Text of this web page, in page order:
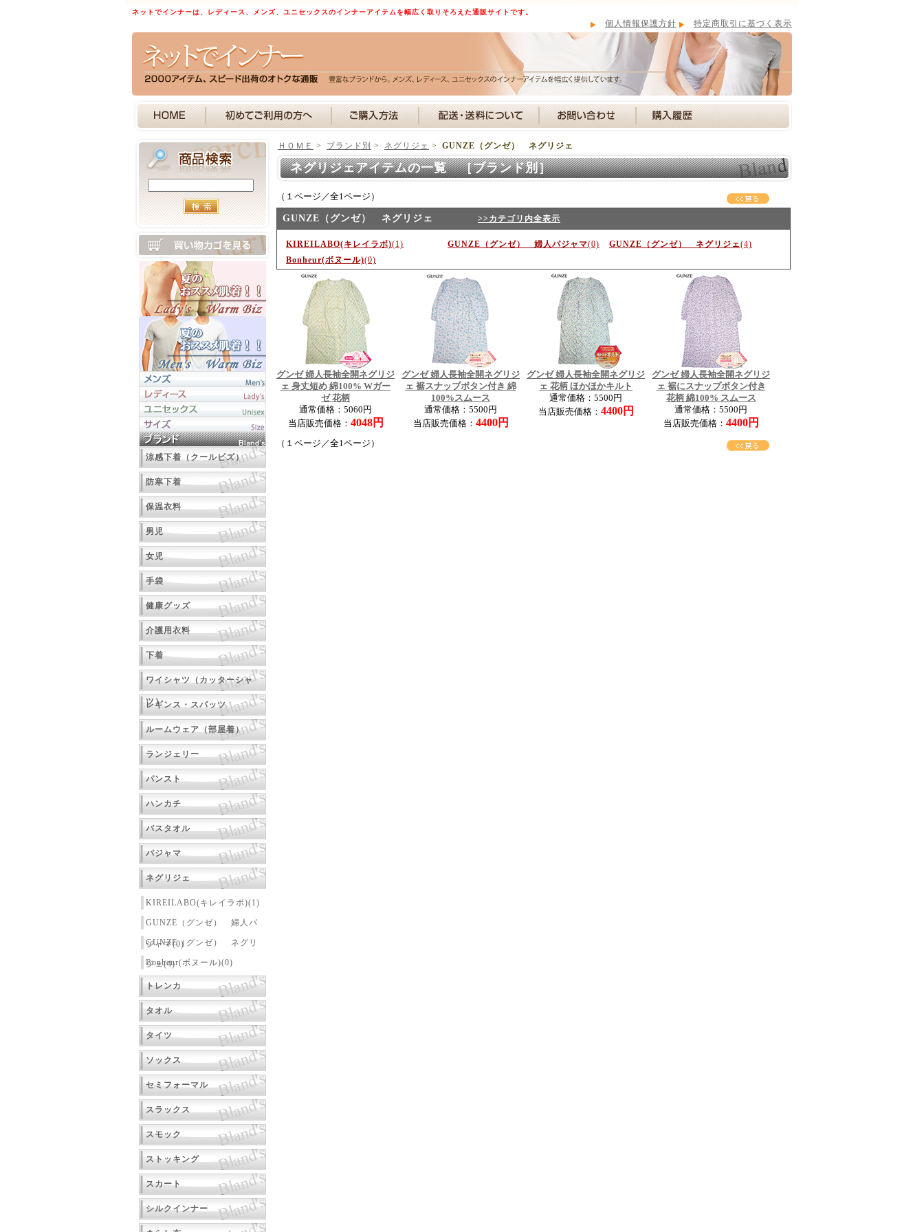
ネットでインナーは、レディース、メンズ、ユニセックスのインナーアイテムを幅広く取りそろえた通販サイトです。
特定商取引に基づく表示
個人情報保護方針
涼感下着（クールビズ）
防寒下着
保温衣料
男児
女児
手袋
健康グッズ
介護用衣料
下着
ワイシャツ（カッターシャ
ツ）
レギンス・スパッツ
ルームウェア（部屋着）
ランジェリー
パンスト
ハンカチ
バスタオル
パジャマ
ネグリジェ
KIREILABO(キレイラボ)(1)
GUNZE（グンゼ） 婦人パ
ジャマ(0)
GUNZE（グンゼ） ネグリ
ジェ(4)
Bonheur(ボヌール)(0)
トレンカ
タオル
タイツ
ソックス
セミフォーマル
スラックス
スモック
ストッキング
スカート
シルクインナー
ＨＯＭＥ > ブランド別 > ネグリジェ > GUNZE（グンゼ） ネグリジェ
ネグリジェアイテムの一覧 ［ブランド別］
（１ページ／全1ページ）
GUNZE（グンゼ） ネグリジェ >>カテゴリ内全表示
KIREILABO(キレイラボ)(1) GUNZE（グンゼ） 婦人パジャマ(0) GUNZE（グンゼ） ネグリジェ(4)
Bonheur(ボヌール)(0)
グンゼ 婦人長袖全開ネグリジ
ェ 身丈短め 綿100% Wガー
ゼ 花柄
通常価格：5060円
当店販売価格： 4048円
グンゼ 婦人長袖全開ネグリジ
ェ 裾スナップボタン付き 綿
100%スムース
通常価格：5500円
当店販売価格： 4400円
グンゼ 婦人長袖全開ネグリジ
ェ 花柄 ほかほかキルト
通常価格：5500円
当店販売価格： 4400円
グンゼ 婦人長袖全開ネグリジ
ェ 裾にスナップボタン付き
花柄 綿100% スムース
通常価格：5500円
当店販売価格： 4400円
（１ページ／全1ページ）